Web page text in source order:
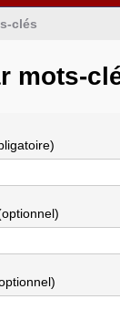
clés
mots-